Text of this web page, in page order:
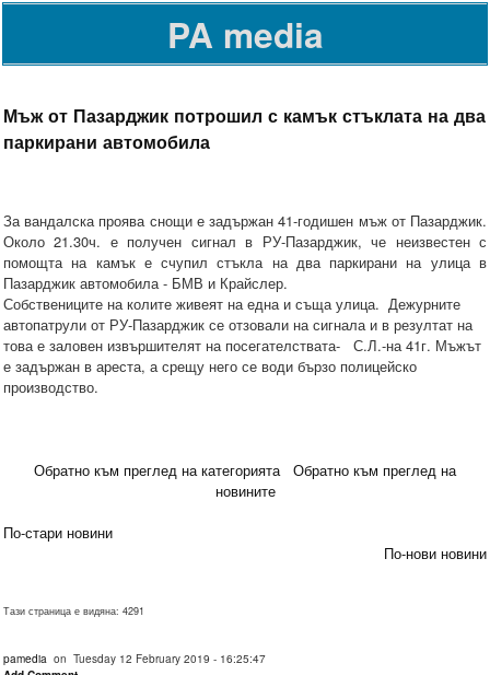
PA media
Мъж от Пазарджик потрошил с камък стъклата на два
паркирани автомобила
За вандалска проява снощи е задържан 41-годишен мъж от Пазарджик.
Около 21.30ч. е получен сигнал в РУ-Пазарджик, че неизвестен с
помощта на камък е счупил стъкла на два паркирани на улица в
Пазарджик автомобила - БМВ и Крайслер.
Собствениците на колите живеят на една и съща улица. Дежурните
автопатрули от РУ-Пазарджик се отзовали на сигнала и в резултат на
това е заловен извършителят на посегателствата- С.Л.-на 41г. Мъжът
е задържан в ареста, а срещу него се води бързо полицейско
производство.
Обратно към преглед на категорията
Обратно към преглед на
новините
По-стари новини
По-нови новини
Тази страница е видяна: 4291
pamedia on Tuesday 12 February 2019 - 16:25:47